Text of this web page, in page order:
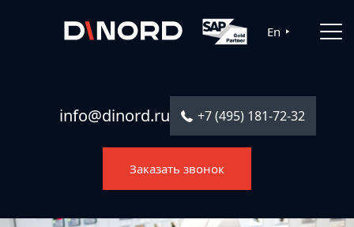
En
info@dinord.ru +7 (495) 181-72-32
Заказать звонок
Главная
Отрасли
О компании